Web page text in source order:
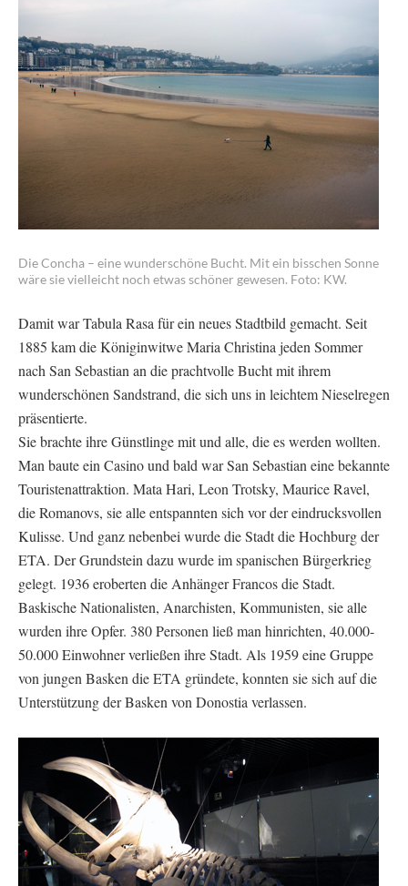
Die Concha – eine wunderschöne Bucht. Mit ein bisschen Sonne
wäre sie vielleicht noch etwas schöner gewesen. Foto: KW.
Damit war Tabula Rasa für ein neues Stadtbild gemacht. Seit
1885 kam die Königinwitwe Maria Christina jeden Sommer
nach San Sebastian an die prachtvolle Bucht mit ihrem
wunderschönen Sandstrand, die sich uns in leichtem Nieselregen
präsentierte.
Sie brachte ihre Günstlinge mit und alle, die es werden wollten.
Man baute ein Casino und bald war San Sebastian eine bekannte
Touristenattraktion. Mata Hari, Leon Trotsky, Maurice Ravel,
die Romanovs, sie alle entspannten sich vor der eindrucksvollen
Kulisse. Und ganz nebenbei wurde die Stadt die Hochburg der
ETA. Der Grundstein dazu wurde im spanischen Bürgerkrieg
gelegt. 1936 eroberten die Anhänger Francos die Stadt.
Baskische Nationalisten, Anarchisten, Kommunisten, sie alle
wurden ihre Opfer. 380 Personen ließ man hinrichten, 40.000-
50.000 Einwohner verließen ihre Stadt. Als 1959 eine Gruppe
von jungen Basken die ETA gründete, konnten sie sich auf die
Unterstützung der Basken von Donostia verlassen.